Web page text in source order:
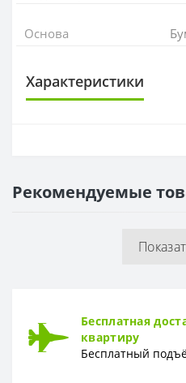
Основа
Характеристики
РАППОРТ
Тип
Рекомендуемые
Бесплатная
квартиру
Бесплатный